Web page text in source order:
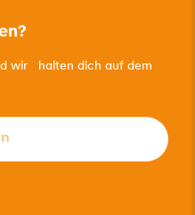
wir halten dich auf dem